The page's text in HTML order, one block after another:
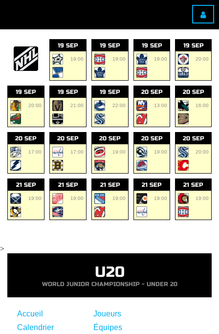
19 SEP
19:00
19 SEP
19:00
19 SEP
19:00
19 SEP
20:00
19 SEP
20:00
19 SEP
21:00
19 SEP
22:00
20 SEP
13:00
20 SEP
16:00
20 SEP
17:00
20 SEP
17:00
20 SEP
19:00
20 SEP
19:00
20 SEP
20:00
21 SEP
19:00
21 SEP
19:00
21 SEP
19:00
21 SEP
19:00
21 SEP
19:00
>
U20
WORLD JUNIOR CHAMPIONSHIP - UNDER 20
Accueil
Calendrier
Joueurs
Équipes